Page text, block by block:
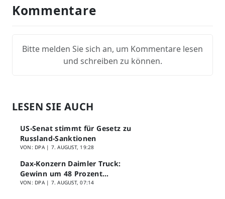
Kommentare
Bitte melden Sie sich an, um Kommentare lesen
und schreiben zu können.
LESEN SIE AUCH
US-Senat stimmt für Gesetz zu
Russland-Sanktionen
VON: DPA | 7. AUGUST, 19:28
Dax-Konzern Daimler Truck:
Gewinn um 48 Prozent
eingebrochen
VON: DPA | 7. AUGUST, 07:14